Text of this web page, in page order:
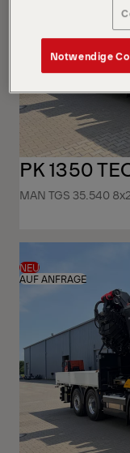
PK 1350
MAN TGS 35.540
NEU
AUF ANFRAGE
Notwendige